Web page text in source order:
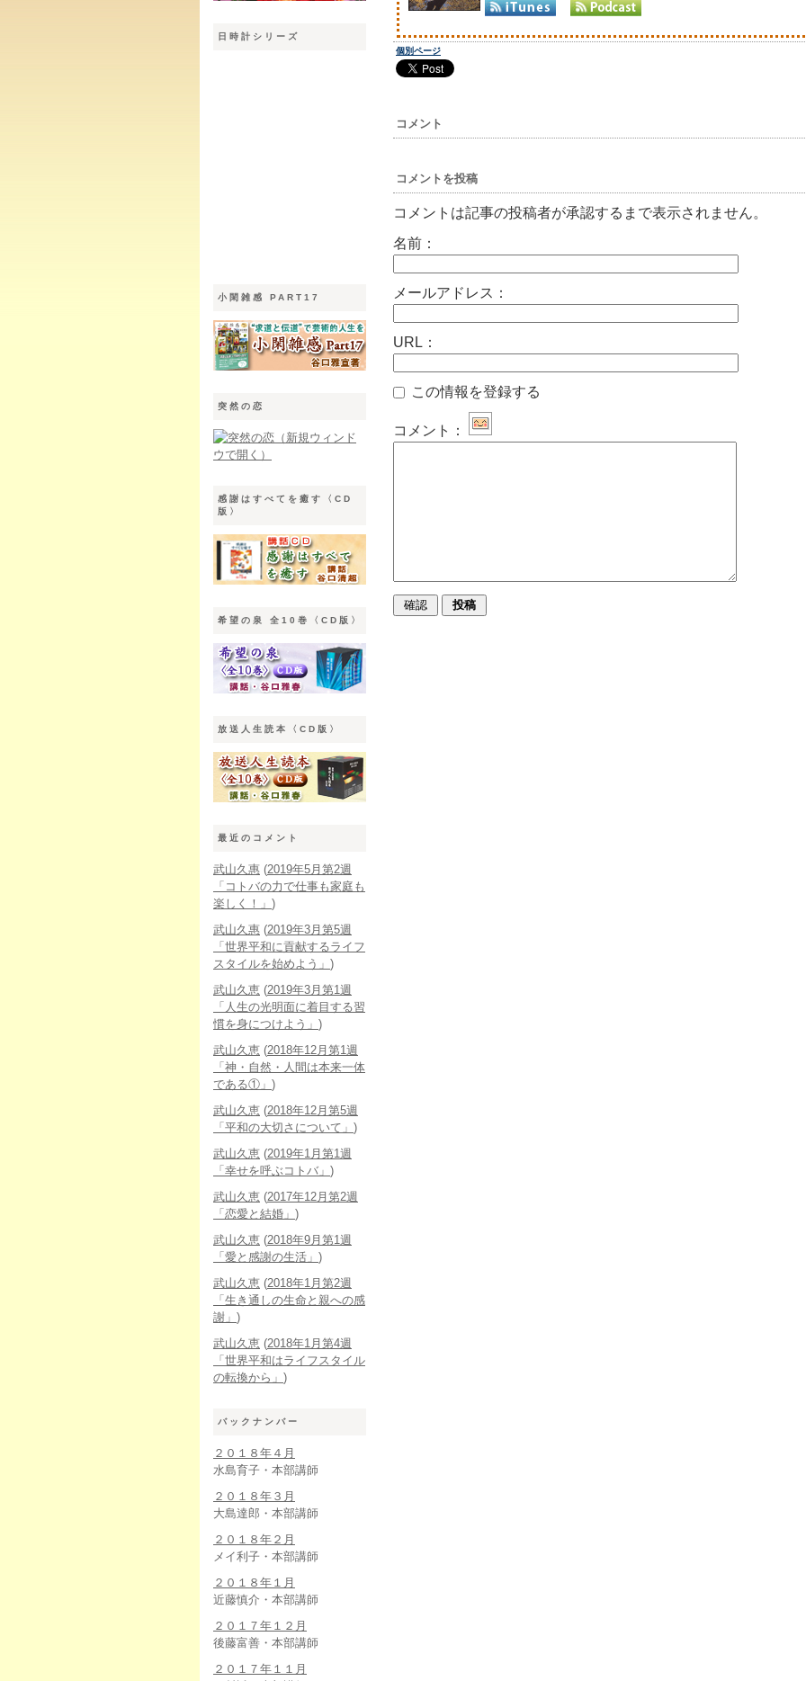
日時計シリーズ
小閑雑感 PART17
突然の恋
感謝はすべてを癒す〈CD
版〉
希望の泉 全10巻〈CD版〉
放送人生読本〈CD版〉
最近のコメント
武山久惠 (2019年5月第2週
「コトバの力で仕事も家庭も
楽しく！」 )
武山久惠 (2019年3月第5週
「世界平和に貢献するライフ
スタイルを始めよう」 )
武山久恵 (2019年3月第1週
「人生の光明面に着目する習
慣を身につけよう」 )
武山久恵 (2018年12月第1週
「神・自然・人間は本来一体
である①」 )
武山久恵 (2018年12月第5週
「平和の大切さについて」 )
武山久恵 (2019年1月第1週
「幸せを呼ぶコトバ」 )
武山久恵 (2017年12月第2週
「恋愛と結婚」 )
武山久恵 (2018年9月第1週
「愛と感謝の生活」 )
武山久恵 (2018年1月第2週
「生き通しの生命と親への感
謝」 )
武山久恵 (2018年1月第4週
「世界平和はライフスタイル
の転換から」 )
バックナンバー
２０１８年４月
水島育子・本部講師
２０１８年３月
大島達郎・本部講師
２０１８年２月
メイ利子・本部講師
２０１８年１月
近藤慎介・本部講師
２０１７年１２月
後藤富善・本部講師
２０１７年１１月
個別ページ
コメント
コメントを投稿
コメントは記事の投稿者が承認するまで表示されません。
名前：
メールアドレス：
URL：
この情報を登録する
コメント：